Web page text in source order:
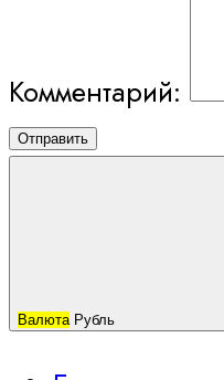
Комментарий:
Отправить
Валюта Рубль